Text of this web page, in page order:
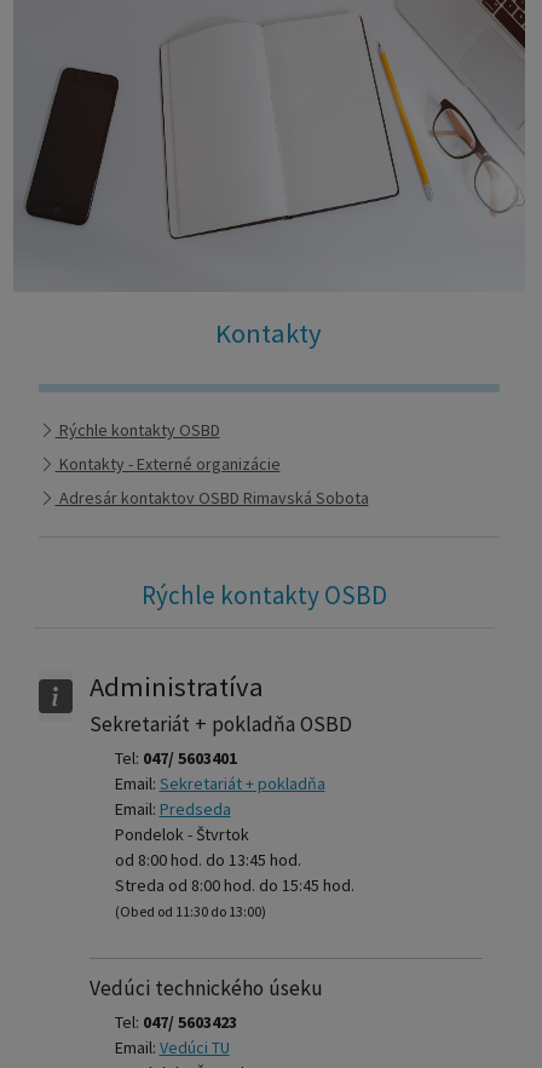
Kontakty
Rýchle kontakty OSBD
Kontakty - Externé organizácie
Adresár kontaktov OSBD Rimavská Sobota
Rýchle kontakty OSBD
Administratíva
Sekretariát + pokladňa OSBD
Tel: 047/ 5603401
Email: Sekretariát + pokladňa
Email: Predseda
Pondelok - Štvrtok
od 8:00 hod. do 13:45 hod.
Streda od 8:00 hod. do 15:45 hod.
(Obed od 11:30 do 13:00)
Vedúci technického úseku
Tel: 047/ 5603423
Email: Vedúci TU